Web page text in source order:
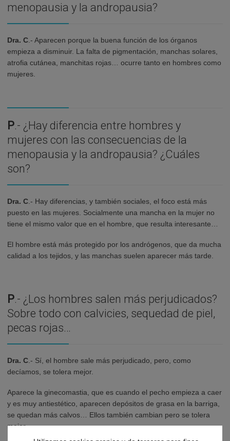
menopausia y la andropausia?
Dra. C .- Aparecen porque la buena función de los órganos
empieza a disminuir. La falta de pigmentación, manchas solares,
atrofia cutánea, manchitas rojas… ocurre tanto en hombres como
mujeres.
P.- ¿Hay diferencia entre hombres y
mujeres con las consecuencias de la
menopausia y la andropausia? ¿Cuáles
son?
Dra. C .- Hay diferencias, y también sociales, el foco está más
puesto en las mujeres. Socialmente una mancha en la mujer no
tiene el mismo valor que en el hombre, que resulta interesante…
El hombre está más protegido por los andrógenos, que da mucha
calidad a los tejidos, y las manchas suelen aparecer más tarde.
P.- ¿Los hombres salen más perjudicados?
Sobre todo con calvicies, sequedad de piel,
pecas rojas…
Dra. C .- Sí, el hombre sale más perjudicado, pero, como
decíamos, se tolera mejor.
Aparece la ginecomastia, que es cuando el pecho empieza a caer
y es muy antiestético, aparecen depósitos de grasa en la barriga,
se quedan más calvos… Ellos también cambian pero se tolera
mejor.